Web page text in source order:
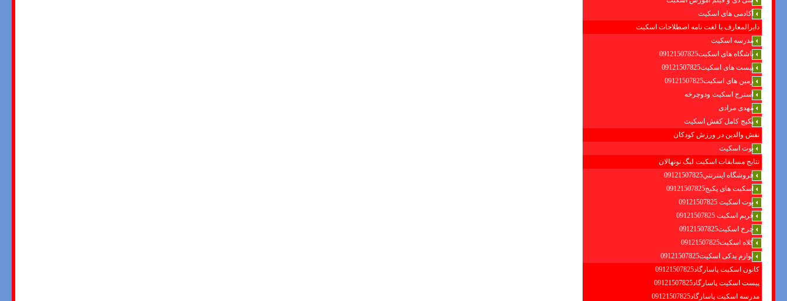
آکادمی های اسکیت
دایرالمعارف یا لغت نامه اصطلاحات اسکیت
مدرسه اسکیت
باشگاه های اسکیت09121507825
پیست های اسکیت09121507825
زمین های اسکیت09121507825
استرج اسکیت ودوچرخه
مهدی مرادی
پکیج کامل کفش اسکیت
نقش والدین در ورزش کودکان
بوت اسکیت
نتایج مسابقات اسکیت لیگ نونهالان
فروشگاه اينترنتي09121507825
اسکیت های پکیج09121507825
بوت اسکیت 09121507825
فریم اسکیت 09121507825
چرخ اسکیت09121507825
کلاه اسکیت09121507825
لوازم یدکی اسکیت09121507825
کانون اسکیت پاسارگاد09121507825
پیست اسکیت پاسارگاد09121507825
مدرسه اسکیت پاسارگاد09121507825